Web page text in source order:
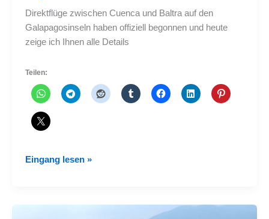
Direktflüge zwischen Cuenca und Baltra auf den
Galapagosinseln haben offiziell begonnen und heute
zeige ich Ihnen alle Details
Teilen:
Flüge
Eingang lesen »